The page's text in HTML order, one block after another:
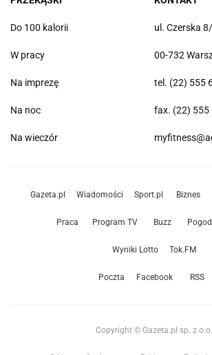
Do 100 kalorii
W pracy
Na imprezę
Na noc
Na wieczór
ul. Czerska
00-732
tel. (22) 555
fax. (22) 555
Gazeta.pl Wiadomości Sport.pl Biznes
Praca Program TV Buzz
Wyniki Lotto Tok.FM
Poczta Facebook RSS
Copyright © Gazeta.pl sp. z o.o.